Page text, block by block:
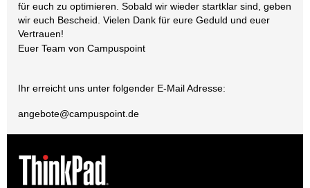
für euch zu optimieren. Sobald wir wieder startklar sind, geben
wir euch Bescheid. Vielen Dank für eure Geduld und euer
Vertrauen!
Euer Team von Campuspoint
Ihr erreicht uns unter folgender E-Mail Adresse:
angebote@campuspoint.de